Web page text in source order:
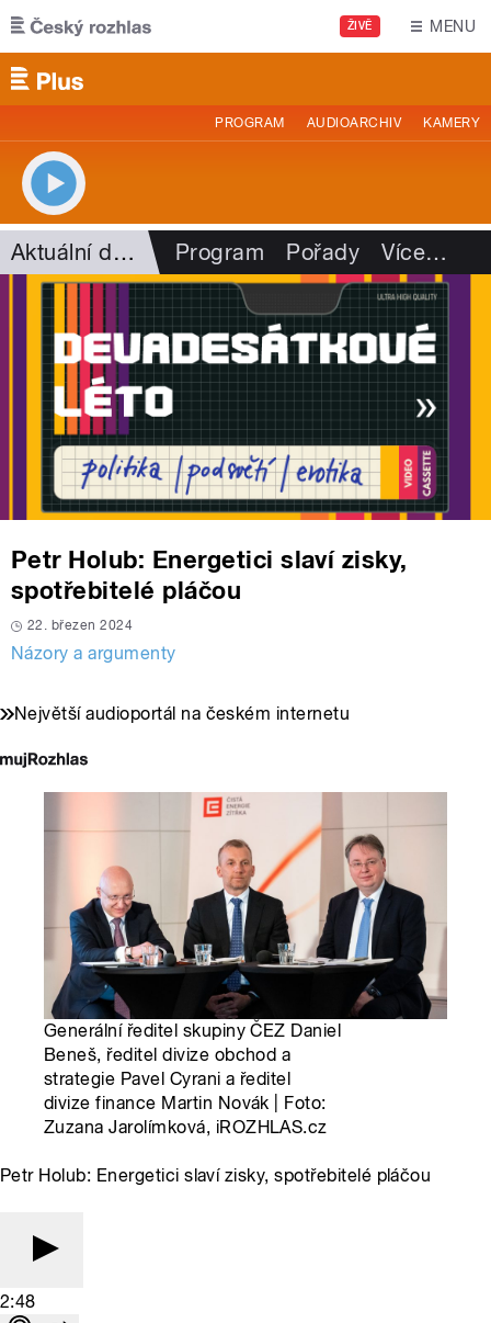
Přejít k hlavnímu obsahu
ŽIVĚ MENU
PROGRAM AUDIOARCHIV KAMERY
Aktuální dění Program Pořady Více…
Petr Holub: Energetici slaví zisky,
spotřebitelé pláčou
22. březen 2024
Názory a argumenty
Největší audioportál na českém internetu
Generální ředitel skupiny ČEZ Daniel
Beneš, ředitel divize obchod a
strategie Pavel Cyrani a ředitel
divize finance Martin Novák | Foto:
Zuzana Jarolímková, iROZHLAS.cz
Petr Holub: Energetici slaví zisky, spotřebitelé pláčou
2:48